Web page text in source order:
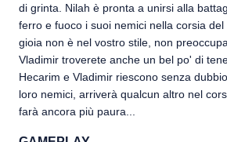
di grinta. Nilah è pronta a unirsi alla
ferro e fuoco i suoi nemici nella corsia
gioia non è nel vostro stile, non
Vladimir troverete anche un bel po' di
Hecarim e Vladimir riescono senza
loro nemici, arriverà qualcun altro nel
farà ancora più paura...